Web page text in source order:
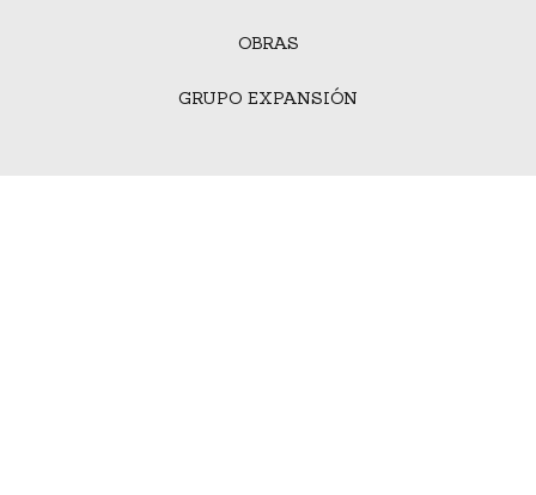
OBRAS
GRUPO EXPANSIÓN